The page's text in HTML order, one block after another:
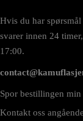
Hvis du har
svarer innen 24
17:00.
Spor bestillingen min
Kontakt oss